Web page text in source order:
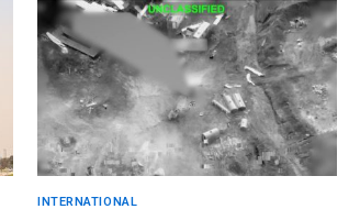
INTERNATIONAL